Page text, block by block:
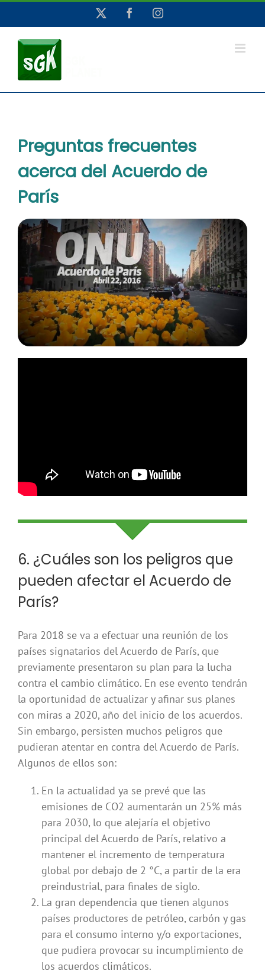
contenido
FacebookInstagram
Preguntas frecuentes
acerca del Acuerdo de
París
6. ¿Cuáles son los peligros que
pueden afectar el Acuerdo de
París?
Para 2018 se va a efectuar una reunión de los
países signatarios del Acuerdo de París, que
previamente presentaron su plan para la lucha
contra el cambio climático. En ese evento tendrán
la oportunidad de actualizar y afinar sus planes
con miras a 2020, año del inicio de los acuerdos.
Sin embargo, persisten muchos peligros que
pudieran atentar en contra del Acuerdo de París.
Algunos de ellos son:
En la actualidad ya se prevé que las
emisiones de CO2 aumentarán un 25% más
para 2030, lo que alejaría el objetivo
principal del Acuerdo de París, relativo a
mantener el incremento de temperatura
global por debajo de 2 °C, a partir de la era
preindustrial, para finales de siglo.
La gran dependencia que tienen algunos
países productores de petróleo, carbón y gas
para el consumo interno y/o exportaciones,
que pudiera provocar su incumplimiento de
los acuerdos climáticos.